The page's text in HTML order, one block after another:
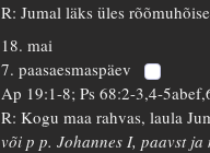
R: Jumal läks üles
18. mai
7. paasaesmaspäev
Ap 19:1-8; Ps 68:2-3,4-
R: Kogu maa rahvas, laula
või p p. Johannes I, paavst ja